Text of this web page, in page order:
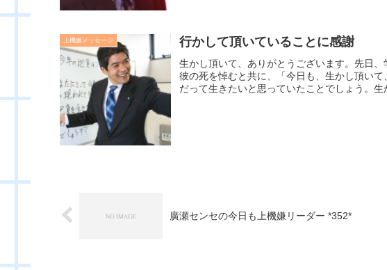
上機嫌メッセージ 行かして頂いていることに感謝
生かし頂いて、ありがとうございます。先日
彼の死を悼むと共に、「今日も、生かし頂い
だって生きたいと思っていたことでしょう。生
廣瀬センセの今日も上機嫌リーダー *352*